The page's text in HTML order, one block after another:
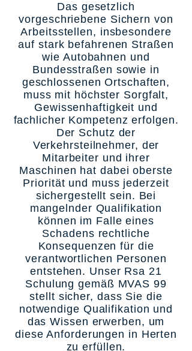
Das gesetzlich
vorgeschriebene Sichern von
Arbeitsstellen, insbesondere
auf stark befahrenen Straßen
wie Autobahnen und
Bundesstraßen sowie in
geschlossenen Ortschaften,
muss mit höchster Sorgfalt,
Gewissenhaftigkeit und
fachlicher Kompetenz erfolgen.
Der Schutz der
Verkehrsteilnehmer, der
Mitarbeiter und ihrer
Maschinen hat dabei oberste
Priorität und muss jederzeit
sichergestellt sein. Bei
mangelnder Qualifikation
können im Falle eines
Schadens rechtliche
Konsequenzen für die
verantwortlichen Personen
entstehen. Unser Rsa 21
Schulung gemäß MVAS 99
stellt sicher, dass Sie die
notwendige Qualifikation und
das Wissen erwerben, um
diese Anforderungen in Herten
zu erfüllen.